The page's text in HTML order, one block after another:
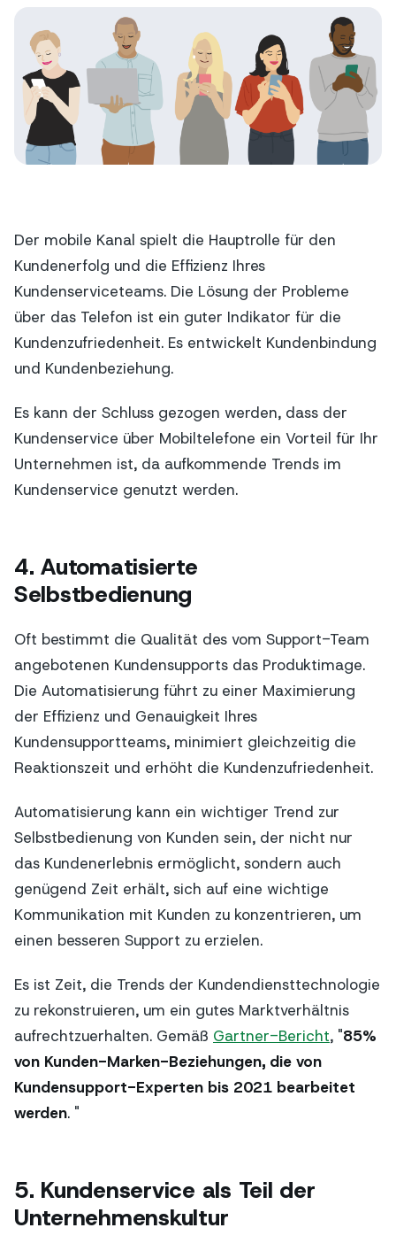
Der mobile Kanal spielt die Hauptrolle für den
Kundenerfolg und die Effizienz Ihres
Kundenserviceteams. Die Lösung der Probleme
über das Telefon ist ein guter Indikator für die
Kundenzufriedenheit. Es entwickelt Kundenbindung
und Kundenbeziehung.
Es kann der Schluss gezogen werden, dass der
Kundenservice über Mobiltelefone ein Vorteil für Ihr
Unternehmen ist, da aufkommende Trends im
Kundenservice genutzt werden.
4. Automatisierte
Selbstbedienung
Oft bestimmt die Qualität des vom Support-Team
angebotenen Kundensupports das Produktimage.
Die Automatisierung führt zu einer Maximierung
der Effizienz und Genauigkeit Ihres
Kundensupportteams, minimiert gleichzeitig die
Reaktionszeit und erhöht die Kundenzufriedenheit.
Automatisierung kann ein wichtiger Trend zur
Selbstbedienung von Kunden sein, der nicht nur
das Kundenerlebnis ermöglicht, sondern auch
genügend Zeit erhält, sich auf eine wichtige
Kommunikation mit Kunden zu konzentrieren, um
einen besseren Support zu erzielen.
Es ist Zeit, die Trends der Kundendiensttechnologie
zu rekonstruieren, um ein gutes Marktverhältnis
aufrechtzuerhalten. Gemäß Gartner-Bericht, "85%
von Kunden-Marken-Beziehungen, die von
Kundensupport-Experten bis 2021 bearbeitet
werden. "
5. Kundenservice als Teil der
Unternehmenskultur